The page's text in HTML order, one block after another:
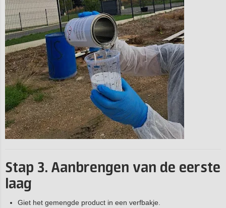
Stap 3. Aanbrengen van de eerste
laag
Giet het gemengde product in een verfbakje.